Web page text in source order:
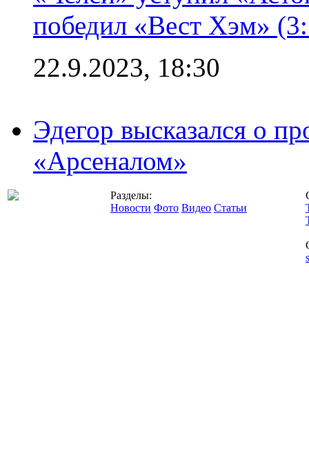
победил «Вест Хэм»
22.9.2023, 18:30
Эдегор высказался о
«Арсеналом»
Разделы:
Новости Фото Видео Статьи